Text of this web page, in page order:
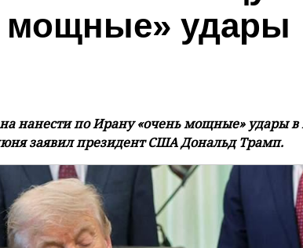
мощные» удары
нанести по Ирану «очень мощные» удары в
заявил президент США Дональд Трамп.